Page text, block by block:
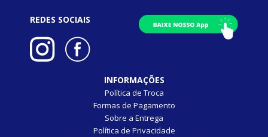
REDES SOCIAIS
INFORMAÇÕES
Política de Troca
Formas de Pagamento
Sobre a Entrega
Política de Privacidade